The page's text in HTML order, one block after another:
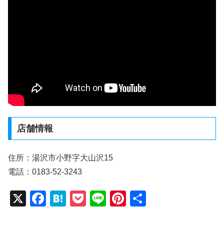
店舗情報
住所：湯沢市小野字大山沢15
電話：0183-52-3243
X
F
H
P
Li
Pi